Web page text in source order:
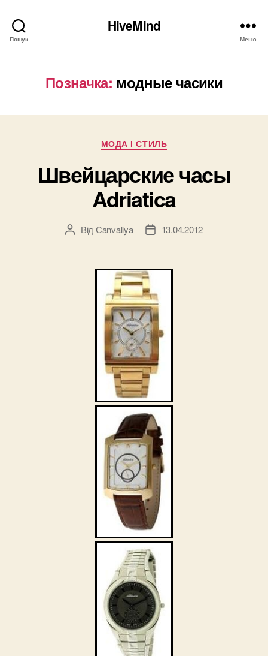
Пошук
HiveMind
Меню
Позначка: модные часики
Категорії
МОДА І СТИЛЬ
Швейцарские часы
Adriatica
Автор
Від Canvaliya
Дата13.04.2012